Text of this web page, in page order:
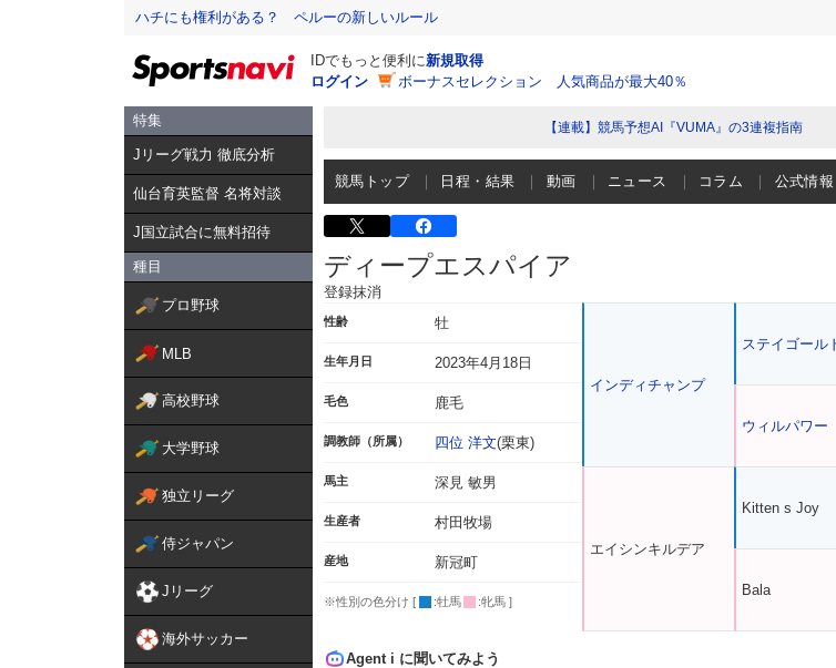
ハチにも権利がある？ ペルーの新しいルール
IDでもっと便利に新規取得
ログイン
ボーナスセレクション 人気商品が最大40％
特集
Jリーグ戦力 徹底分析
仙台育英監督 名将対談
J国立試合に無料招待
種目
プロ野球
MLB
高校野球
大学野球
独立リーグ
侍ジャパン
Jリーグ
海外サッカー
【連載】競馬予想AI『VUMA』の3連複指南
競馬トップ 日程・結果 動画 ニュース コラム 公式情報
ディープエスパイア
登録抹消
性齢 牡
生年月日 2023年4月18日
毛色 鹿毛
調教師（所属） 四位 洋文(栗東)
馬主 深見 敏男
生産者 村田牧場
産地 新冠町
※性別の色分け [ :牡馬 :牝馬 ]
インディチャンプ
エイシンキルデア
ステイゴール
ウィルパワー
Kitten s Joy
Bala
Agent i に聞いてみよう